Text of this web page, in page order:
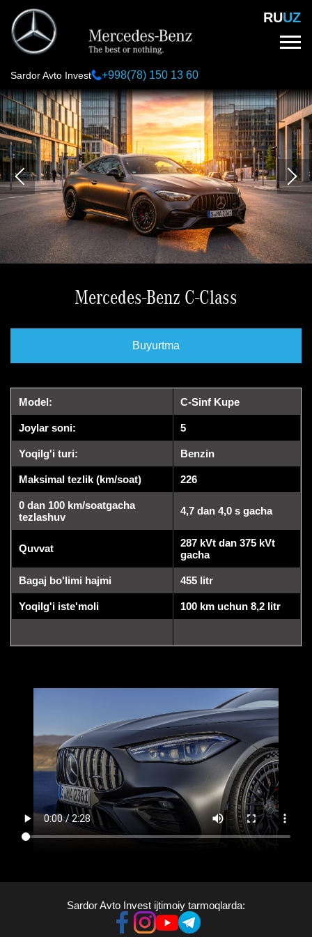
main
content
RUUZ
Sardor Avto Invest +998(78) 150 13 60
Mercedes-Benz C-Class
Buyurtma
Model: C-Sinf Kupe
Joylar soni: 5
Yoqilg'i turi: Benzin
Maksimal tezlik (km/soat) 226
0 dan 100 km/soatgacha
tezlashuv
4,7 dan 4,0 s gacha
Quvvat
287 kVt dan 375 kVt
gacha
Bagaj bo'limi hajmi 455 litr
Yoqilg'i iste'moli 100 km uchun 8,2 litr
Sardor Avto Invest ijtimoiy tarmoqlarda: